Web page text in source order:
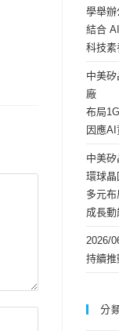
學舉辦
結合
科技素
中美
廠
布局
因應
中美
環球晶
多元
成長動
2026/
持續推
分